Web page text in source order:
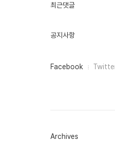
인
최근댓글
공지사항
페
그
Facebook
Archives